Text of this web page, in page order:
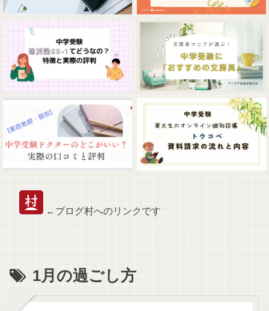
←ブログ村へのリンクです
1月の過ごし方